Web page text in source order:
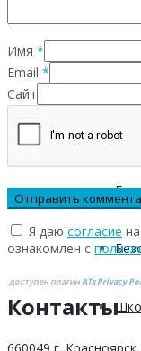
ХОБЛ
Имя *
Email *
Сайт
Я даю согласие
ознакомлен с
доступен плагинATs Privacy
Контакты